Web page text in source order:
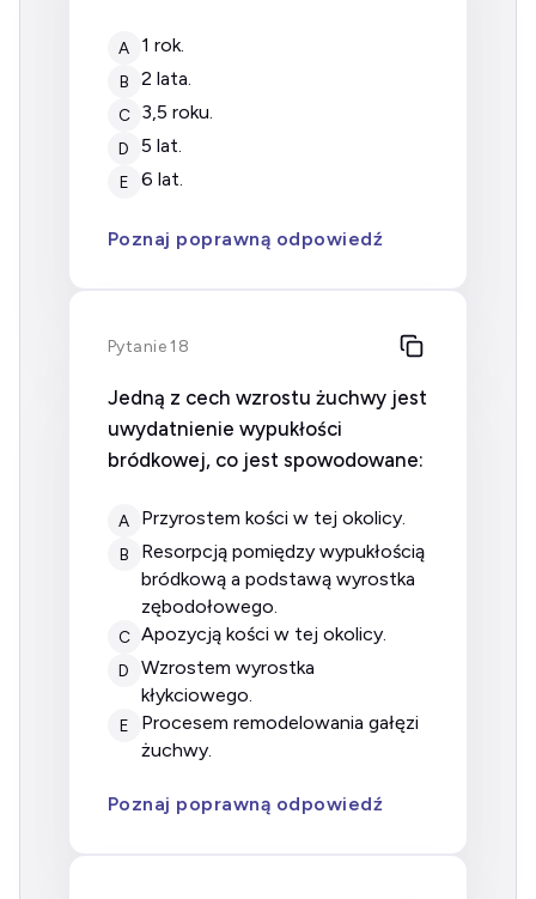
A 1 rok.
B 2 lata.
C 3,5 roku.
D 5 lat.
E 6 lat.
Poznaj poprawną odpowiedź
Pytanie 18
Jedną z cech wzrostu żuchwy jest
uwydatnienie wypukłości
bródkowej, co jest spowodowane:
A przyrostem kości w tej okolicy.
B
resorpcją pomiędzy wypukłością
bródkową a podstawą wyrostka
zębodołowego.
C apozycją kości w tej okolicy.
D
wzrostem wyrostka
kłykciowego.
E
procesem remodelowania gałęzi
żuchwy.
Poznaj poprawną odpowiedź